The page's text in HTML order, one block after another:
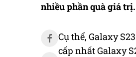
nhiều phần quà giá trị.
Cụ thể, Galaxy
cấp nhất Galaxy